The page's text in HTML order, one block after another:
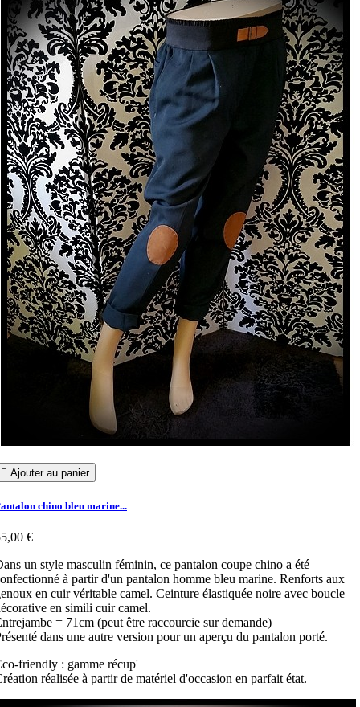
 Ajouter au panier
chino bleu marine...
€
un style masculin féminin, ce pantalon coupe chino a été
à partir d'un pantalon homme bleu marine. Renforts aux
en cuir véritable camel. Ceinture élastiquée noire avec boucle
en simili cuir camel.
= 71cm (peut être raccourcie sur demande)
dans une autre version pour un aperçu du pantalon porté.
friendly : gamme récup'
réalisée à partir de matériel d'occasion en parfait état.